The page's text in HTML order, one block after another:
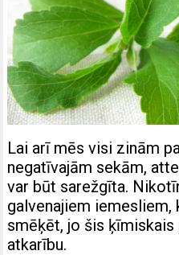
Lai arī mēs visi zinām
negatīvajām sekām,
var būt sarežgīta.
galvenajiem
smēķēt, jo šis
atkarību.